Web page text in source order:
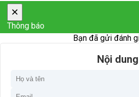
×
Thông báo
Bạn đã gửi đánh
Nội